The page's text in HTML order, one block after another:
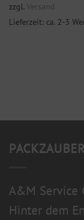
zzgl. Versand
Lieferzeit: ca. 2-3
A&M Service
Hinter dem